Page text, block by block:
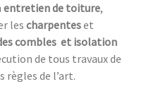
entretien de toiture,
les charpenteset
combles et isolation
de tous travaux de
règles de l’art.